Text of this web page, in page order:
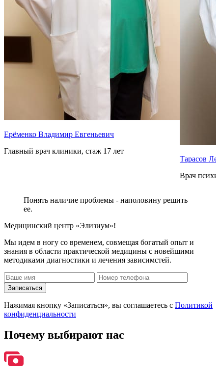
Ерёменко Владимир Евгеньевич
Главный врач клиники, стаж 17 лет
Тарасов
Врач
Понять наличие проблемы - наполовину решить
ее.
Медицинский центр «Элизиум»!
Мы идем в ногу со временем, совмещая богатый опыт и
знания в области практической медицины с новейшими
методиками диагностики и лечения зависимстей.
Записаться
Нажимая кнопку «Записаться», вы соглашаетесь с Политикой
конфиденциальности
Почему выбирают нас